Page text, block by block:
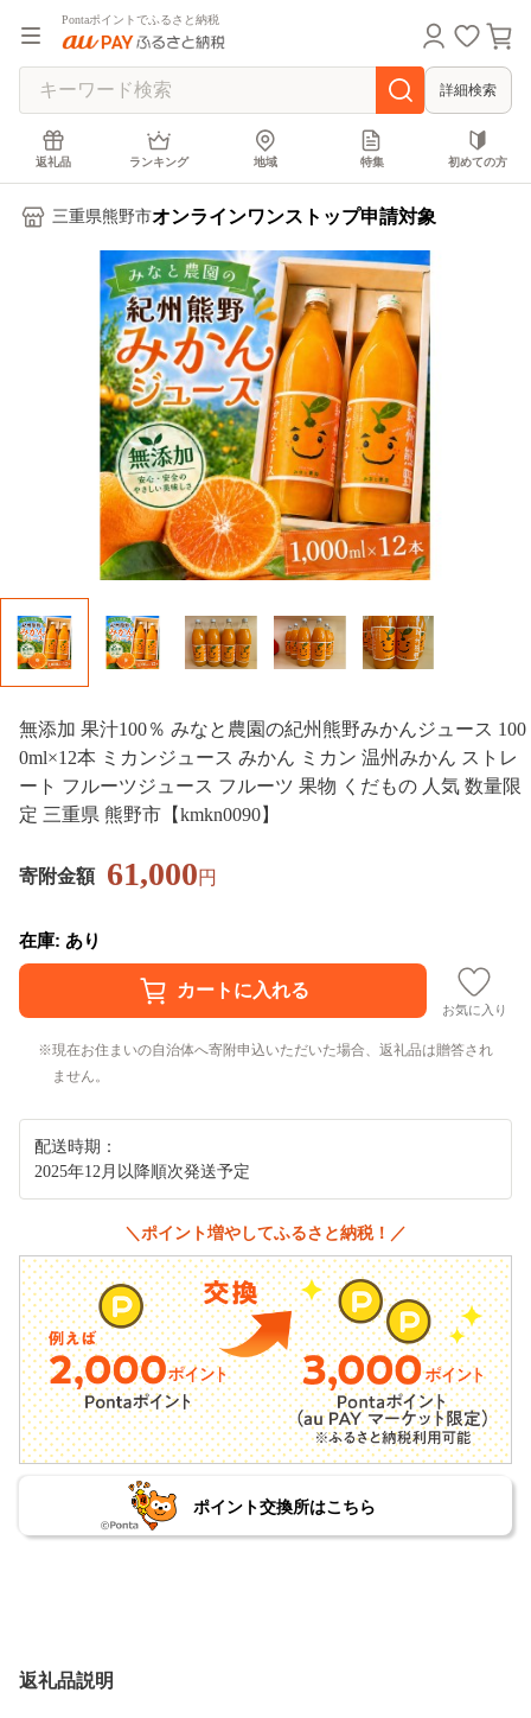
Pontaポイントでふるさと納税
詳細検索
返礼品 ランキング 地域 特集 初めての方
三重県熊野市オンラインワンストップ申請対象
無添加 果汁100％ みなと農園の紀州熊野みかんジュース 100
0ml×12本 ミカンジュース みかん ミカン 温州みかん ストレ
ート フルーツジュース フルーツ 果物 くだもの 人気 数量限
定 三重県 熊野市【kmkn0090】
寄附金額 61,000円
在庫: あり
お気に入り
現在お住まいの自治体へ寄附申込いただいた場合、返礼品は贈答され
ません。
配送時期：
2025年12月以降順次発送予定
＼ポイント増やしてふるさと納税！／
ポイント交換所はこちら
返礼品説明